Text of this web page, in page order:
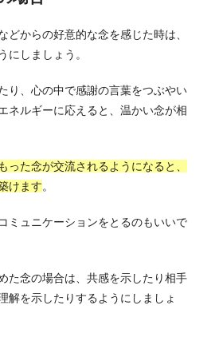
どからの好意的な念を感じた時は、
にしましょう。
り、心の中で感謝の言葉をつぶやい
ネルギーに応えると、温かい念が相
った念が交流されるようになると、
けます。
ミュニケーションをとるのもいいで
た念の場合は、共感を示したり相手
解を示したりするようにしましょ